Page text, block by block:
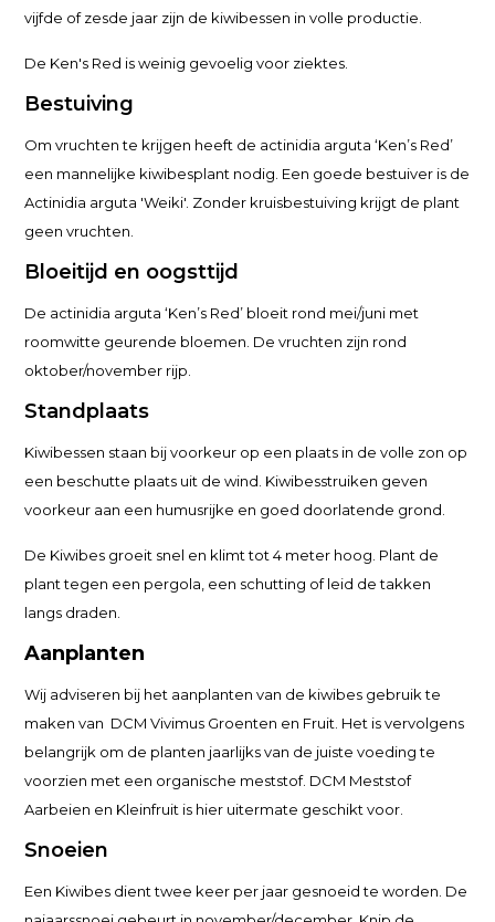
vijfde of zesde jaar zijn de kiwibessen in volle productie.
De Ken's Red is weinig gevoelig voor ziektes.
Bestuiving
Om vruchten te krijgen heeft de actinidia arguta ‘Ken’s Red’
een mannelijke kiwibesplant nodig. Een goede bestuiver is de
Actinidia arguta 'Weiki'. Zonder kruisbestuiving krijgt de plant
geen vruchten.
Bloeitijd en oogsttijd
De actinidia arguta ‘Ken’s Red’ bloeit rond mei/juni met
roomwitte geurende bloemen. De vruchten zijn rond
oktober/november rijp.
Standplaats
Kiwibessen staan bij voorkeur op een plaats in de volle zon op
een beschutte plaats uit de wind. Kiwibesstruiken geven
voorkeur aan een humusrijke en goed doorlatende grond.
De Kiwibes groeit snel en klimt tot 4 meter hoog. Plant de
plant tegen een pergola, een schutting of leid de takken
langs draden.
Aanplanten
Wij adviseren bij het aanplanten van de kiwibes gebruik te
maken van DCM Vivimus Groenten en Fruit. Het is vervolgens
belangrijk om de planten jaarlijks van de juiste voeding te
voorzien met een organische meststof. DCM Meststof
Aarbeien en Kleinfruit is hier uitermate geschikt voor.
Snoeien
Een Kiwibes dient twee keer per jaar gesnoeid te worden. De